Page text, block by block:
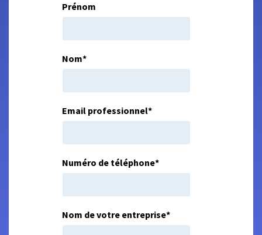
Prénom
Nom*
Email professionnel*
Numéro de téléphone*
Nom de votre entreprise*